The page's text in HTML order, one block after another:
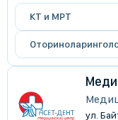
КТ и МРТ
ул.